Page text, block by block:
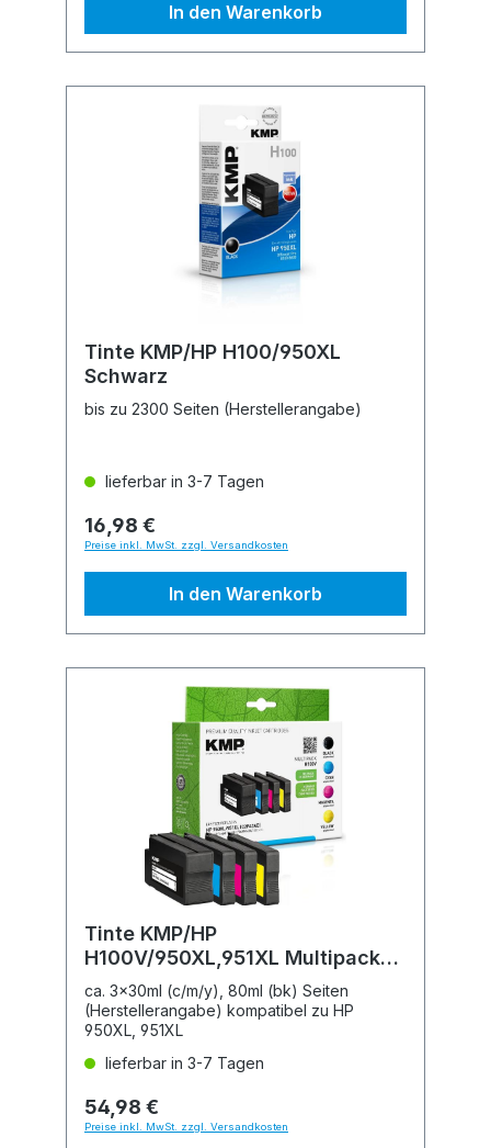
In den Warenkorb
Tinte KMP/HP H100/950XL
Schwarz
bis zu 2300 Seiten (Herstellerangabe)
lieferbar in 3-7 Tagen
16,98 €
Preise inkl. MwSt. zzgl. Versandkosten
In den Warenkorb
Tinte KMP/HP
H100V/950XL,951XL Multipack
kompatibel
ca. 3x30ml (c/m/y), 80ml (bk) Seiten
(Herstellerangabe) kompatibel zu HP
950XL, 951XL
lieferbar in 3-7 Tagen
54,98 €
Preise inkl. MwSt. zzgl. Versandkosten